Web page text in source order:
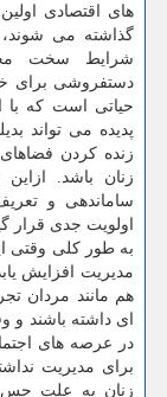
های اقتصادی
گذاشته می
شرایط سخت
دستفروشی برای
حیاتی است كه با
پدیده می تواند
زنده كردن
زنان باشد.
ساماندهی و
اولویت جدی قرار
به طور كلی وقتی
مدیریت افزایش
هم مانند مردان
ای داشته باشند و
در عرصه های
برای مدیریت
زنان به علت حس